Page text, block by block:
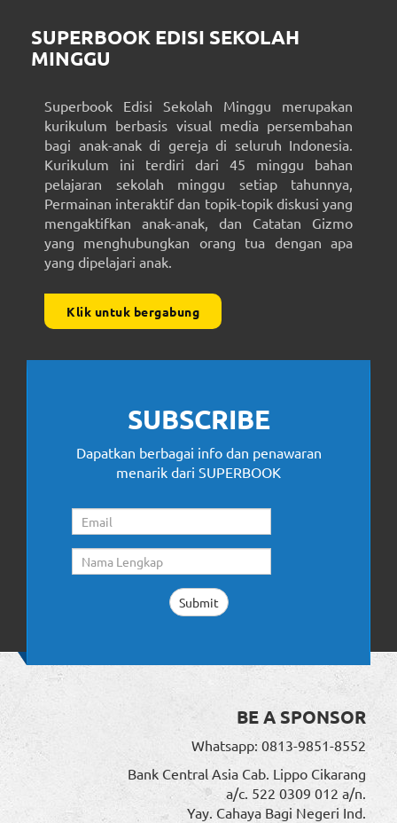
SUPERBOOK EDISI SEKOLAH
MINGGU
Superbook Edisi Sekolah Minggu merupakan
kurikulum berbasis visual media persembahan
bagi anak-anak di gereja di seluruh Indonesia.
Kurikulum ini terdiri dari 45 minggu bahan
pelajaran sekolah minggu setiap tahunnya,
Permainan interaktif dan topik-topik diskusi yang
mengaktifkan anak-anak, dan Catatan Gizmo
yang menghubungkan orang tua dengan apa
yang dipelajari anak.
Klik untuk bergabung
SUBSCRIBE
Dapatkan berbagai info dan penawaran
menarik dari SUPERBOOK
BE A SPONSOR
Whatsapp: 0813-9851-8552
Bank Central Asia Cab. Lippo Cikarang
a/c. 522 0309 012 a/n.
Yay. Cahaya Bagi Negeri Ind.